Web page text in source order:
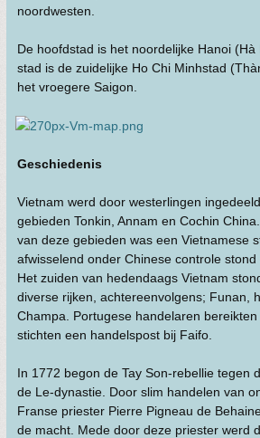
noordwesten.
De hoofdstad is het noordelijke Hanoi
stad is de zuidelijke Ho Chi Minhstad
het vroegere Saigon.
Geschiedenis
Vietnam werd door westerlingen
gebieden Tonkin, Annam en Cochin
van deze gebieden was een Vietnamese
afwisselend onder Chinese controle stond
Het zuiden van hedendaags Vietnam
diverse rijken, achtereenvolgens; Funan,
Champa. Portugese handelaren
stichten een handelspost bij Faifo.
In 1772 begon de Tay Son-rebellie tegen
de Le-dynastie. Door slim handelen van
Franse priester Pierre Pigneau de
de macht. Mede door deze priester werd